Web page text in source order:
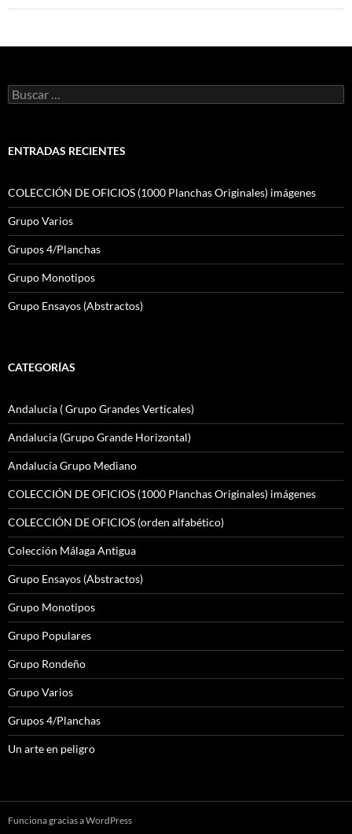
Buscar:
ENTRADAS RECIENTES
COLECCIÓN DE OFICIOS (1000 Planchas Originales) imágenes
Grupo Varios
Grupos 4/Planchas
Grupo Monotipos
Grupo Ensayos (Abstractos)
CATEGORÍAS
Andalucía ( Grupo Grandes Verticales)
Andalucia (Grupo Grande Horizontal)
Andalucía Grupo Mediano
COLECCIÓN DE OFICIOS (1000 Planchas Originales) imágenes
COLECCIÓN DE OFICIOS (orden alfabético)
Colección Málaga Antigua
Grupo Ensayos (Abstractos)
Grupo Monotipos
Grupo Populares
Grupo Rondeño
Grupo Varios
Grupos 4/Planchas
Un arte en peligro
Funciona gracias a WordPress